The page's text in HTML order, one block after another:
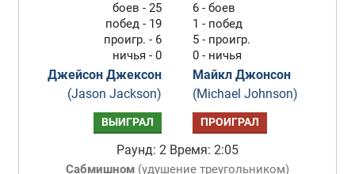
боев - 25
побед - 19
проигр. - 6
ничья - 0
Джейсон Джексон
(Jason Jackson)
6 - боев
1 - побед
5 - проигр.
0 - ничья
Майкл Джонсон
(Michael Johnson)
ВЫИГРАЛ ПРОИГРАЛ
Раунд: 2 Время: 2:05
Сабмишном(удушение треугольником)